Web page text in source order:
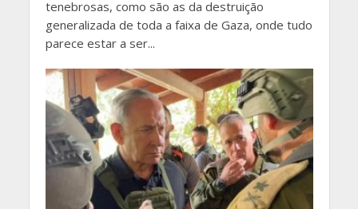
tenebrosas, como são as da destruição
generalizada de toda a faixa de Gaza, onde tudo
parece estar a ser...